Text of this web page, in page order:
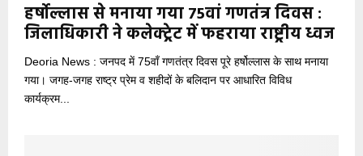
हर्षोल्लास से मनाया गया 75वां गणतंत्र दिवस :
जिलाधिकारी ने कलेक्ट्रेट में फहराया राष्ट्रीय ध्वज
Deoria News : जनपद में 75वाँ गणतंत्र दिवस पूरे हर्षोल्लास के साथ मनाया
गया। जगह-जगह राष्ट्र प्रेम व शहीदों के बलिदान पर आधारित विविध
कार्यक्रम...